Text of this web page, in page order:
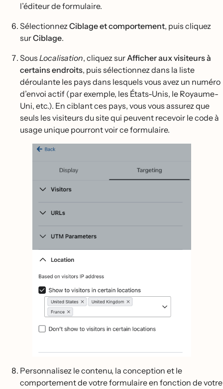
l’éditeur de formulaire.
SélectionnezCiblage et comportement, puis cliquez
surCiblage.
Sous Localisation, cliquez surAfficher aux visiteurs à
certains endroits, puis sélectionnez dans la liste
déroulante les pays dans lesquels vous avez un numéro
d’envoi actif (par exemple, les États-Unis, le Royaume-
Uni, etc.). En ciblant ces pays, vous vous assurez que
seuls les visiteurs du site qui peuvent recevoir le code à
usage unique pourront voir ce formulaire.
Personnalisez le contenu, la conception et le
comportement de votre formulaire en fonction de votre